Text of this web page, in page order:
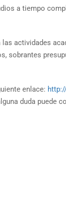
a tiempo
actividades
sobrantes
enlace:
duda puede